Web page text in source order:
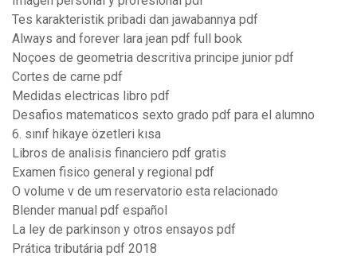
Tes karakteristik pribadi dan jawabannya pdf
Always and forever lara jean pdf full book
Noçoes de geometria descritiva principe junior pdf
Cortes de carne pdf
Medidas electricas libro pdf
Desafios matematicos sexto grado pdf para el alumno
6. sınıf hikaye özetleri kısa
Libros de analisis financiero pdf gratis
Examen fisico general y regional pdf
O volume v de um reservatorio esta relacionado
Blender manual pdf español
La ley de parkinson y otros ensayos pdf
Prática tributária pdf 2018